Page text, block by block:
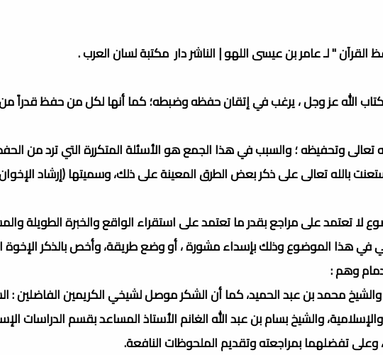
" لـ عامر بن عيسى اللهو | الناشر دار مكتبة لسان العرب .
الله عز وجل ، يرغب في إتقان حفظه وضبطه؛ كما أنها لكل من حفظ قدراً من
وتحفيظه ؛ والسبب في هذا الجمع هو الأسئلة المتكررة التي ترد من
بالله تعالى على ذكر بعض الطرق المعينة على ذلك، وسميتها (إرشاد
تعتمد على مراجع بقدر ما تعتمد على استقراء الواقع والخبرة الطويلة
هذا الموضوع وذلك بإسداء مشورة ، أو وضع طريقة، وأخص بالذكر الإخوة
وهم :
والشيخ محمد بن عبد الحميد، كما أن الشكر موصل لشيخي الكريمين الفاضلين :
والشيخ بسام بن عبد الله الغانم الأستاذ المساعد بقسم الدراسات
تفضلهما بمراجعته وتقديم الملحوظات النافعة.